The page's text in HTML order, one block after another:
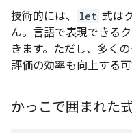
技術的には、 let 式は
ん。言語で表現できるク
きます。ただし、多く
評価の効率も向上する可
かっこで囲まれた